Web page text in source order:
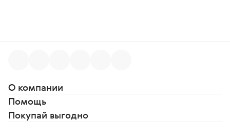
О компании
Помощь
Покупай выгодно